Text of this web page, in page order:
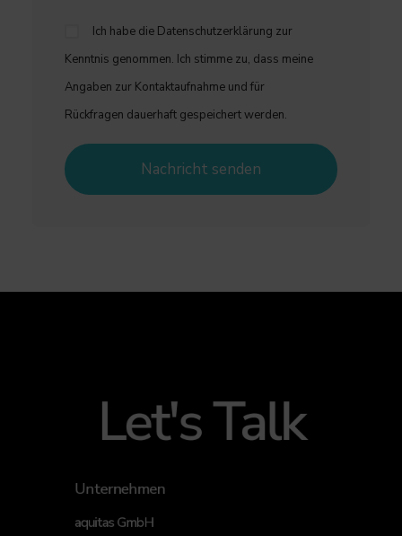
Ich habe die Datenschutzerklärung zur
Kenntnis genommen. Ich stimme zu, dass meine
Angaben zur Kontaktaufnahme und für
Rückfragen dauerhaft gespeichert werden.
Let's Talk
Unternehmen
aquitas GmbH